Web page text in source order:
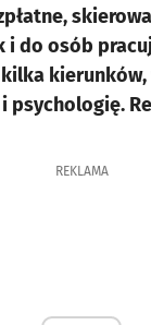
i do osób
kierunków,
psychologię.
REKLAMA